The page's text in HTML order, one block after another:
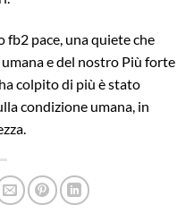
fb2 pace, una quiete che
e del nostro Più forte
colpito di più è stato
condizione umana, in